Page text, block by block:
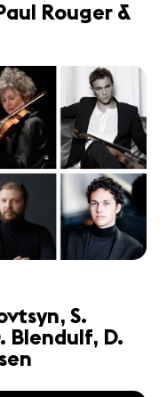
Rouger &
S.
Blendulf, D.